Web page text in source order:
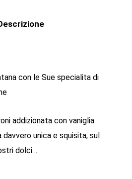
con le Sue specialita di
addizionata con vaniglia
unica e squisita, sul
dolci….